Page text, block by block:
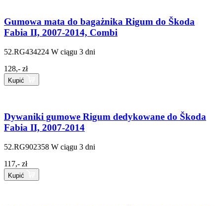
Gumowa mata do bagażnika Rigum do Škoda
Fabia II, 2007-2014, Combi
52.RG434224 W ciągu 3 dni
128,- zł
Kupić
Dywaniki gumowe Rigum dedykowane do Škoda
Fabia II, 2007-2014
52.RG902358 W ciągu 3 dni
117,- zł
Kupić